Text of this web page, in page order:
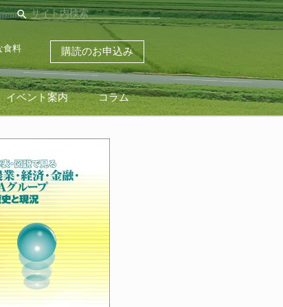
search
食料
購読のお申込み
イベント案内 コラム